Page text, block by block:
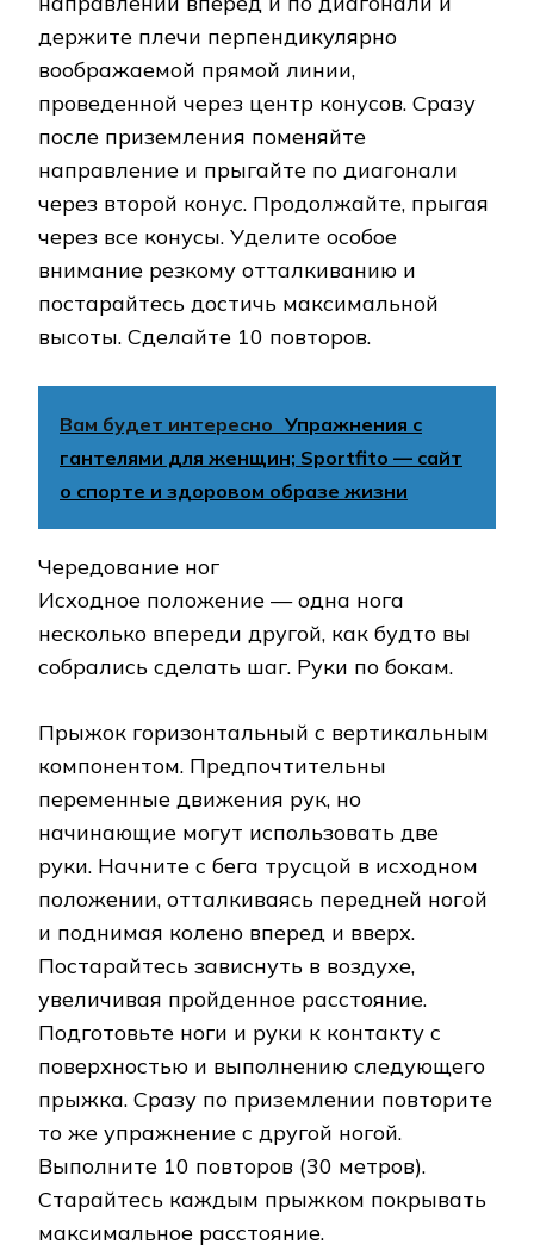
держите плечи перпендикулярно
воображаемой прямой линии,
проведенной через центр конусов. Сразу
после приземления поменяйте
направление и прыгайте по диагонали
через второй конус. Продолжайте, прыгая
через все конусы. Уделите особое
внимание резкому отталкиванию и
постарайтесь достичь максимальной
высоты. Сделайте 10 повторов.
Вам будет интересно Упражнения с
гантелями для женщин; Sportfito — сайт
о спорте и здоровом образе жизни
Чередование ног
Исходное положение — одна нога
несколько впереди другой, как будто вы
собрались сделать шаг. Руки по бокам.
Прыжок горизонтальный с вертикальным
компонентом. Предпочтительны
переменные движения рук, но
начинающие могут использовать две
руки. Начните с бега трусцой в исходном
положении, отталкиваясь передней ногой
и поднимая колено вперед и вверх.
Постарайтесь зависнуть в воздухе,
увеличивая пройденное расстояние.
Подготовьте ноги и руки к контакту с
поверхностью и выполнению следующего
прыжка. Сразу по приземлении повторите
то же упражнение с другой ногой.
Выполните 10 повторов (30 метров).
Старайтесь каждым прыжком покрывать
максимальное расстояние.